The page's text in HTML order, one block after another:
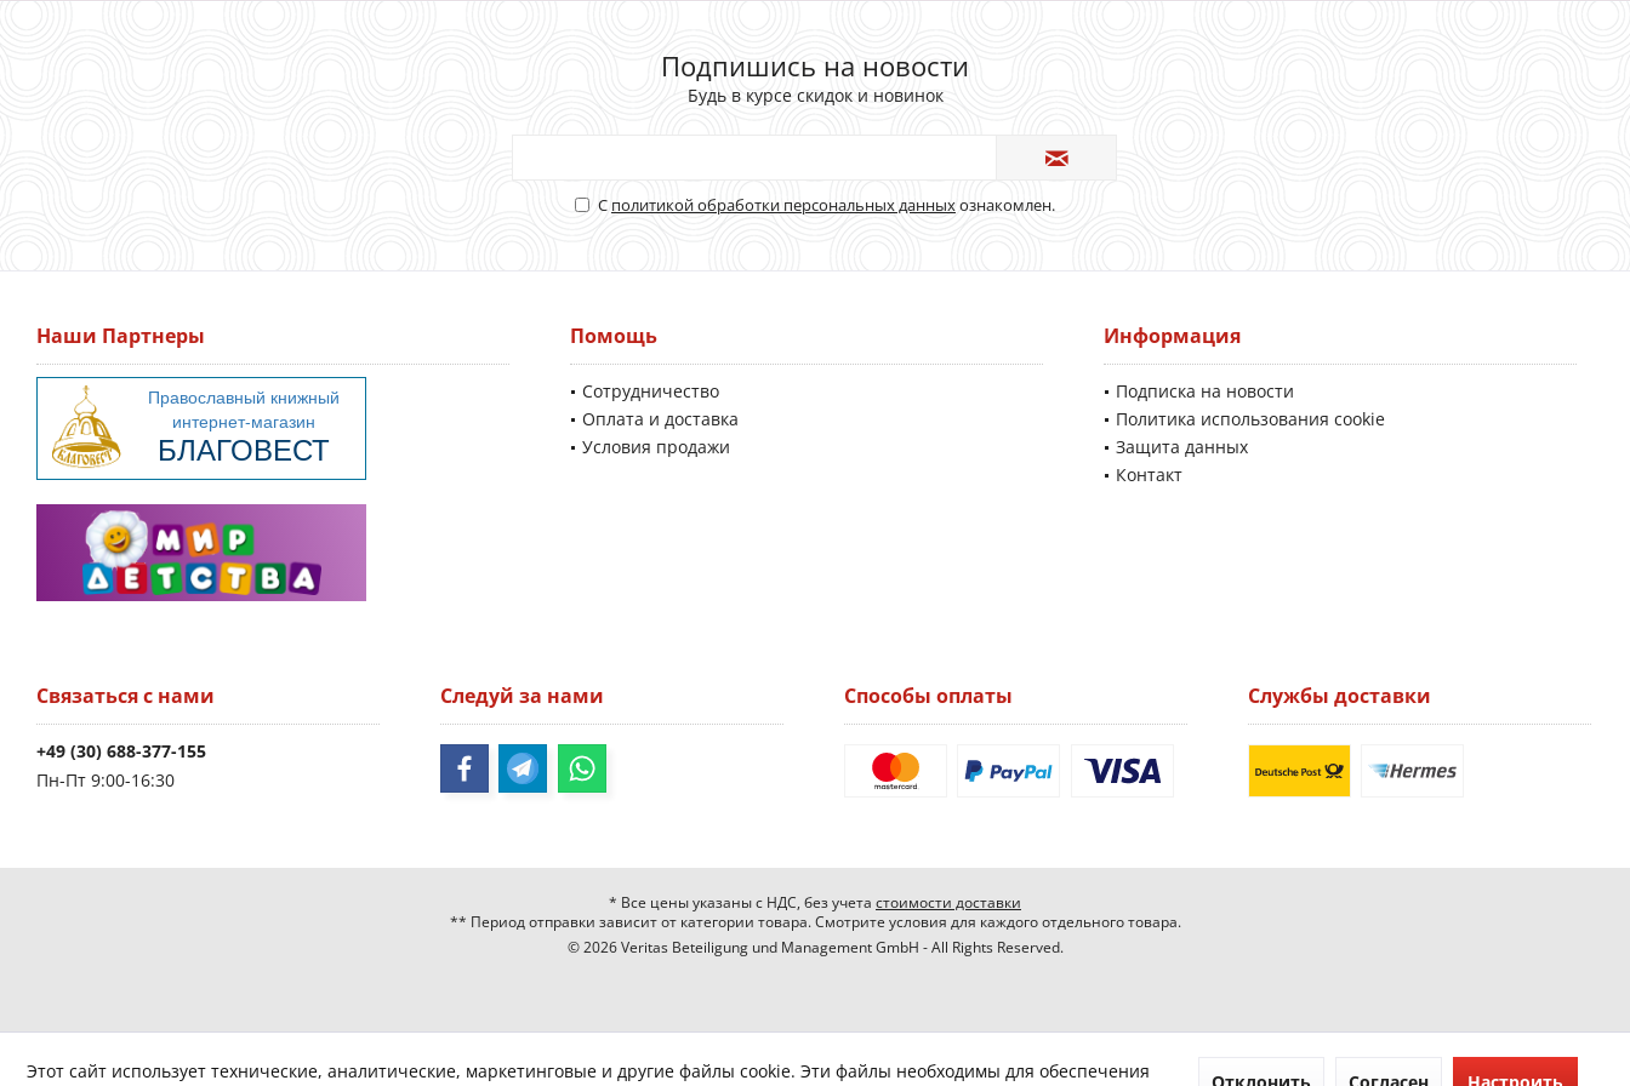
Подпишись на новости
Будь в курсе скидок и новинок
С политикой обработки персональных данныхознакомлен.
Наши Партнеры Помощь
Сотрудничество
Оплата и доставка
Условия продажи
Информация
Подписка на новости
Политика использования cookie
Защита данных
Контакт
Связаться с нами
+49 (30) 688-377-155
Пн-Пт 9:00-16:30
Следуй за нами Способы оплаты Службы доставки
* Все цены указаны с НДС, без учета стоимости доставки
** Период отправки зависит от категории товара. Смотрите условия для каждого отдельного товара.
© 2026 Veritas Beteiligung und Management GmbH - All Rights Reserved.
Этот сайт использует технические, аналитические, маркетинговые и другие файлы cookie. Эти файлы необходимы для обеспечения